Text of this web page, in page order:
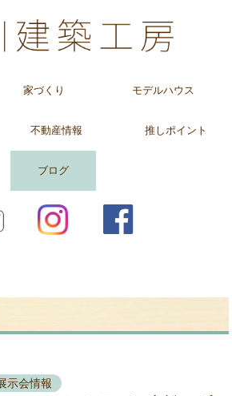
家づくり モデルハウス
不動産情報 推しポイント
ブログ
示会情報